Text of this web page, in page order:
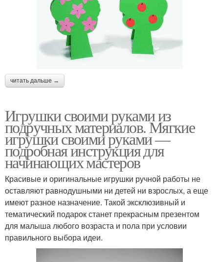
читать дальше →
Игрушки своими руками из
подручных материалов. Мягкие
игрушки своими руками —
подробная инструкция для
начинающих мастеров
Красивые и оригинальные игрушки ручной работы не
оставляют равнодушными ни детей ни взрослых, а еще
имеют разное назначение. Такой эксклюзивный и
тематический подарок станет прекрасным презентом
для малыша любого возраста и пола при условии
правильного выбора идеи.